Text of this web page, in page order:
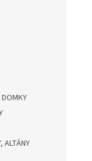
ALTÁNY